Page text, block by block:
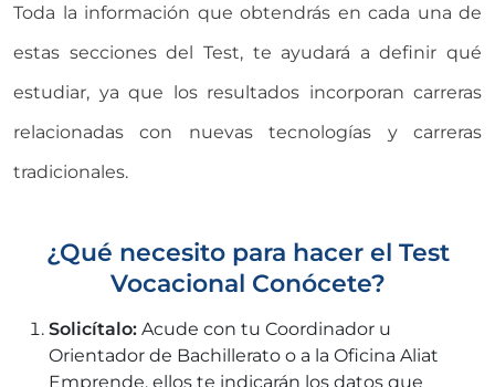
Toda la información que obtendrás en cada una de
estas secciones del Test, te ayudará a definir qué
estudiar, ya que los resultados incorporan carreras
relacionadas con nuevas tecnologías y carreras
tradicionales.
¿Qué necesito para hacer el Test
Vocacional Conócete?
Solicítalo: Acude con tu Coordinador u
Orientador de Bachillerato o a la Oficina Aliat
Emprende, ellos te indicarán los datos que